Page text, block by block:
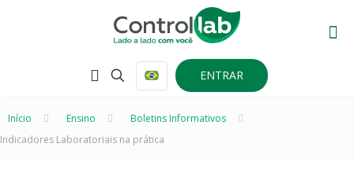
ENTRAR
Início Ensino Boletins Informativos
Indicadores Laboratoriais na prática